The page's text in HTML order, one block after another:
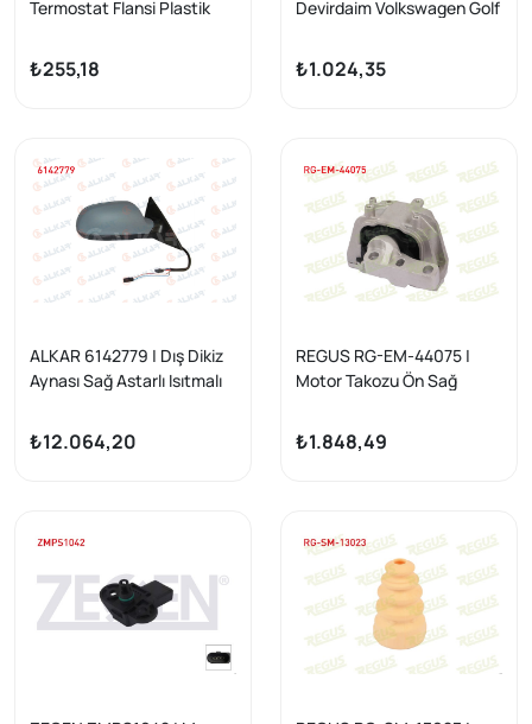
Termostat Flansi Plastik
10-/ A3 1.4 TFSI 04-13 /
Leon 1.4 TSI 05-12 /
TSI 05-10 / Scirocco 1.4 TSI
08 -
₺255,18
Devirdaim Volkswagen Golf
/ Passat (3C2) 1.8 TSI
2005-2008 / A4 (8K2,B8)
VI (5K1) 1.8 TSI 2008-2013
₺1.024,35
ALKAR 6142779 | Dış Dikiz
Aynası Sağ Astarlı Isıtmalı
A5 2009-2017
₺12.064,20
REGUS RG-EM-44075 |
Motor Takozu Ön Sağ
1.6 TDI 2005-2010
₺1.848,49